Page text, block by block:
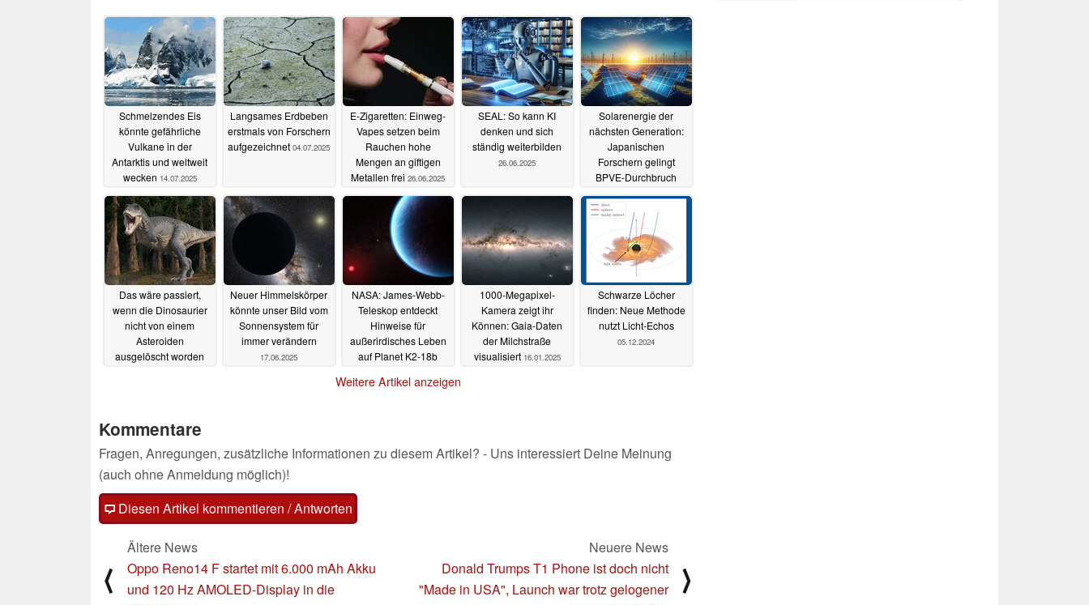
Schmelzendes Eis
könnte gefährliche
Vulkane in der
Antarktis und weltweit
wecken 14.07.2025
Langsames Erdbeben
erstmals von Forschern
aufgezeichnet 04.07.2025
E-Zigaretten: Einweg-
Vapes setzen beim
Rauchen hohe
Mengen an giftigen
Metallen frei 26.06.2025
SEAL: So kann KI
denken und sich
ständig weiterbilden
26.06.2025
Solarenergie der
nächsten Generation:
Japanischen
Forschern gelingt
BPVE-Durchbruch
26.06.2025
Das wäre passiert,
wenn die Dinosaurier
nicht von einem
Asteroiden
ausgelöscht worden
Neuer Himmelskörper
könnte unser Bild vom
Sonnensystem für
immer verändern
17.06.2025
NASA: James-Webb-
Teleskop entdeckt
Hinweise für
außerirdisches Leben
auf Planet K2-18b
1000-Megapixel-
Kamera zeigt ihr
Können: Gaia-Daten
der Milchstraße
visualisiert 16.01.2025
Schwarze Löcher
finden: Neue Methode
nutzt Licht-Echos
05.12.2024
Weitere Artikel anzeigen
Kommentare
Fragen, Anregungen, zusätzliche Informationen zu diesem Artikel? - Uns interessiert Deine Meinung
(auch ohne Anmeldung möglich)!
Diesen Artikel kommentieren / Antworten
⟨
Ältere News
Oppo Reno14 F startet mit 6.000 mAh Akku
und 120 Hz AMOLED-Display in die
Neuere News
Donald Trumps T1 Phone ist doch nicht
"Made in USA", Launch war trotz gelogener
⟩